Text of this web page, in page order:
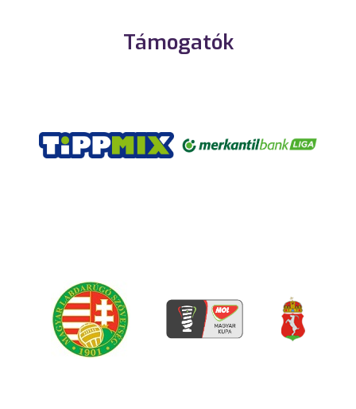
Támogatók